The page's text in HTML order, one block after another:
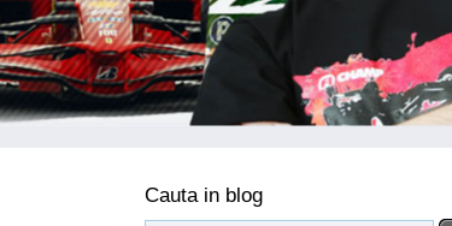
Cauta in blog